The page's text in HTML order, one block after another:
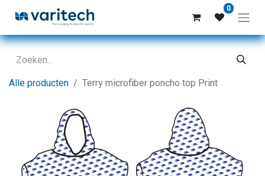
0
Alle producten Terry microfiber poncho top Print